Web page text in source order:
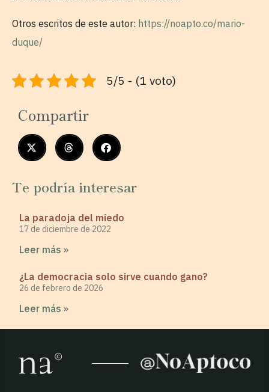
Otros escritos de este autor: https://noapto.co/mario-
duque/
5/5 - (1 voto)
Compartir
Te podría interesar
La paradoja del miedo
17 de diciembre de 2022
Leer más »
¿La democracia solo sirve cuando gano?
26 de febrero de 2026
Leer más »